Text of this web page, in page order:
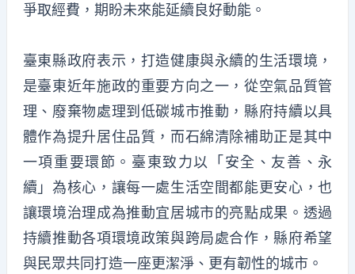
爭取經費，期盼未來能延續良好動能。
臺東縣政府表示，打造健康與永續的生活環境，
是臺東近年施政的重要方向之一，從空氣品質管
理、廢棄物處理到低碳城市推動，縣府持續以具
體作為提升居住品質，而石綿清除補助正是其中
一項重要環節。臺東致力以「安全、友善、永
續」為核心，讓每一處生活空間都能更安心，也
讓環境治理成為推動宜居城市的亮點成果。透過
持續推動各項環境政策與跨局處合作，縣府希望
與民眾共同打造一座更潔淨、更有韌性的城市。